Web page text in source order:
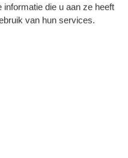
die u aan ze heeft
van hun services.